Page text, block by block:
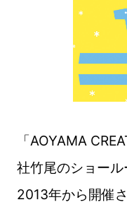
「AOYAMA
社竹尾のショール
2013年から開催